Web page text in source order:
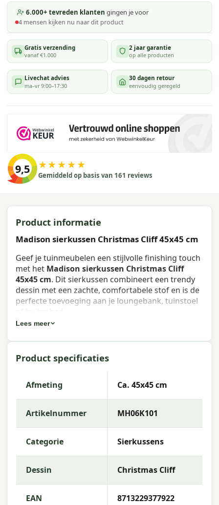
6.000+ tevreden klanten gingen je voor
4 mensen kijken nu naar dit product
Gratis verzending
vanaf €1.000
2 jaar garantie
op alle producten
Livechat advies
ma–vr 9:00–17:30
30 dagen retour
eenvoudig geregeld
9,5 ★★★★★
Gemiddeld op basis van 161 reviews
Product informatie
Madison sierkussen Christmas Cliff 45x45 cm
Geef je tuinmeubelen een stijlvolle finishing touch
met het Madison sierkussen Christmas Cliff
45x45 cm. Dit sierkussen combineert een trendy
dessin met een zachte, comfortabele stof en is de
perfecte toevoeging aan je loungebank, tuinstoel
of buitenbed.
Artikelnummer:
EAN:8713229377922
Afmeting:Ca. 45x45 cm
Stof:55% Polyester 45% Cotton
Rits:Ja (hoes afneembaar)
Lees meer
Product specificaties
Afmeting Ca. 45x45 cm
Artikelnummer MH06K101
Categorie Sierkussens
Dessin Christmas Cliff
EAN 8713229377922